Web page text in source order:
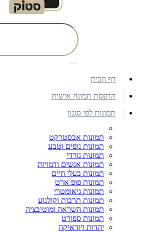
דף הבית
הדפסת תמונה אישית
תמונות לפי סגנון
תמונות אבסטרקט
תמונות נופים וטבע
תמונות נורדי
תמונות אנשים ודמויות
תמונות בעלי חיים
תמונות פופ ארט
תמונות גיאומטרי
תמונות תרבות וקולנוע
תמונות השראה ומוטיבציה
תמונות ספורט
יהדות ויודאיקה